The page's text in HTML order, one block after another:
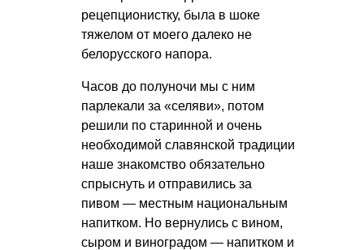
рецепционистку, была в шоке
тяжелом от моего далеко не
белорусского напора.
Часов до полуночи мы с ним
парлекали за «селяви», потом
решили по старинной и очень
необходимой славянской традиции
наше знакомство обязательно
спрыснуть и отправились за
пивом — местным национальным
напитком. Но вернулись с вином,
сыром и виноградом — напитком и